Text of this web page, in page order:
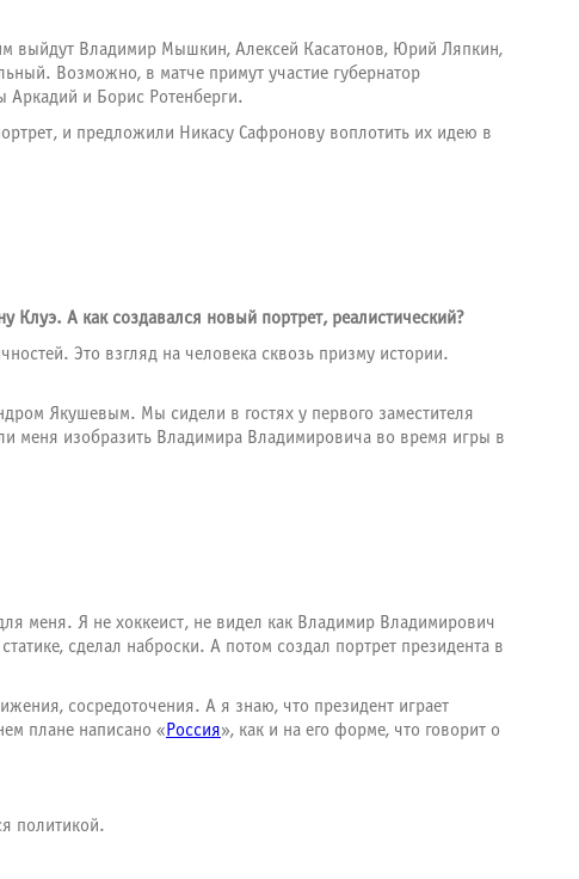
выйдут Владимир Мышкин, Алексей Касатонов, Юрий Ляпкин,
Возможно, в матче примут участие губернатор
Аркадий и Борис Ротенберги.
и предложили Никасу Сафронову воплотить их идею в
Клуэ. А как создавался новый портрет, реалистический?
Это взгляд на человека сквозь призму истории.
Якушевым. Мы сидели в гостях у первого заместителя
меня изобразить Владимира Владимировича во время игры в
меня. Я не хоккеист, не видел как Владимир Владимирович
сделал наброски. А потом создал портрет президента в
сосредоточения. А я знаю, что президент играет
плане написано « Россия», как и на его форме, что говорит о
политикой.